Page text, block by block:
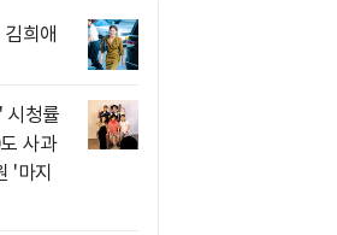
희애
시청률
사과
'마지